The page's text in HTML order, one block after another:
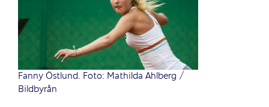
Fanny Östlund. Foto: Mathilda Ahlberg /
Bildbyrån